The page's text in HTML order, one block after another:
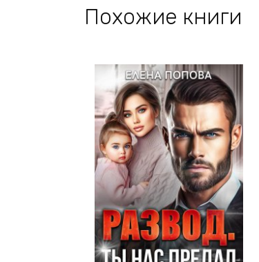
Похожие книги